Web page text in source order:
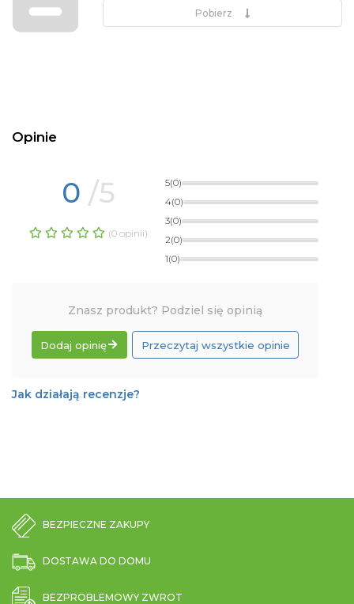
Pobierz
Opinie
0 /5
(0 opinii)
5(0)
4(0)
3(0)
2(0)
1(0)
Znasz produkt? Podziel się opinią
Dodaj opinię Przeczytaj wszystkie opinie
Jak działają recenzje?
BEZPIECZNE ZAKUPY
DOSTAWA DO DOMU
BEZPROBLEMOWY ZWROT